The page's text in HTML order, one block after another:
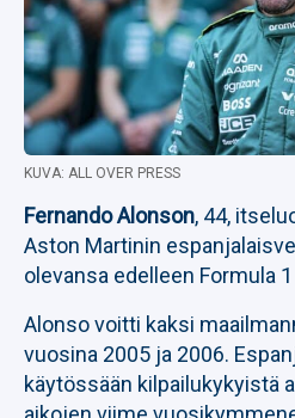
KUVA: ALL OVER PRESS
Fernando Alonson, 44,
Aston Martinin
olevansa edelleen Formula
Alonso voitti kaksi
vuosina 2005 ja 2006.
käytössään kilpailukykyistä